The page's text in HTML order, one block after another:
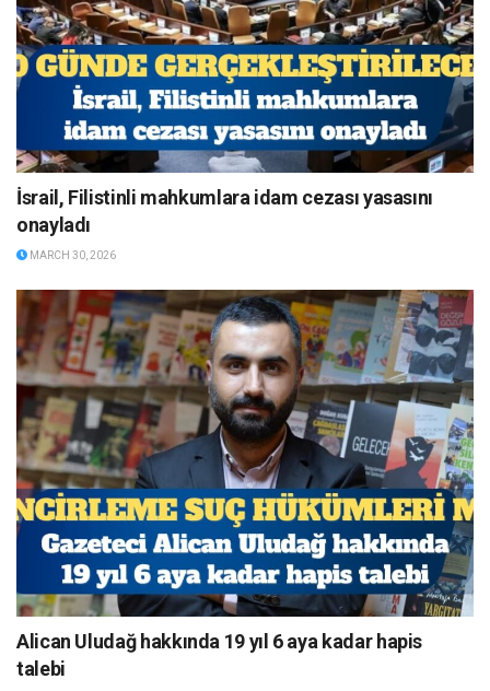
İsrail, Filistinli mahkumlara idam cezası yasasını
onayladı
MARCH 30, 2026
Alican Uludağ hakkında 19 yıl 6 aya kadar hapis
talebi